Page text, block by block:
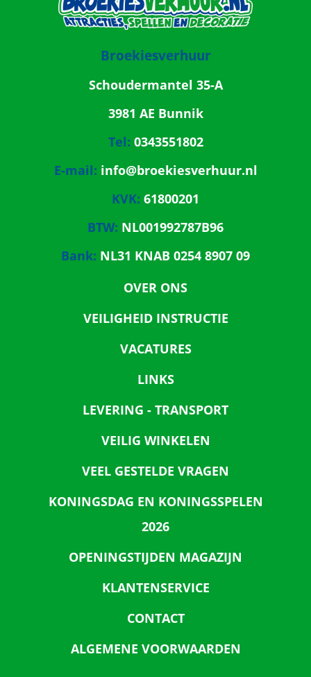
Broekiesverhuur
Schoudermantel 35-A
3981 AE Bunnik
Tel: 0343551802
E-mail: info@broekiesverhuur.nl
KVK: 61800201
BTW: NL001992787B96
Bank: NL31 KNAB 0254 8907 09
OVER ONS
VEILIGHEID INSTRUCTIE
VACATURES
LINKS
LEVERING - TRANSPORT
VEILIG WINKELEN
VEEL GESTELDE VRAGEN
KONINGSDAG EN KONINGSSPELEN
2026
OPENINGSTIJDEN MAGAZIJN
KLANTENSERVICE
CONTACT
ALGEMENE VOORWAARDEN